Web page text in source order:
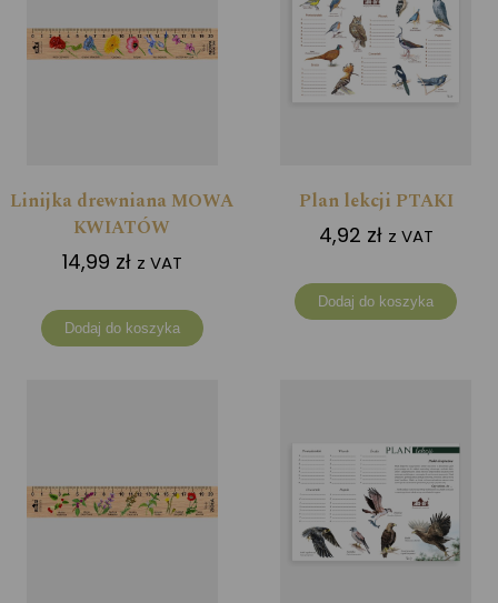
Linijka drewniana MOWA
KWIATÓW
14,99 zł z VAT
Dodaj do koszyka
Plan lekcji PTAKI
4,92 zł z VAT
Dodaj do koszyka